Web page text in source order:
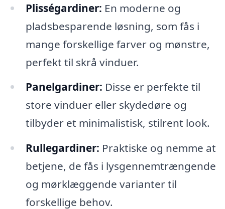
Plisségardiner: En moderne og
pladsbesparende løsning, som fås i
mange forskellige farver og mønstre,
perfekt til skrå vinduer.
Panelgardiner: Disse er perfekte til
store vinduer eller skydedøre og
tilbyder et minimalistisk, stilrent look.
Rullegardiner: Praktiske og nemme at
betjene, de fås i lysgennemtrængende
og mørklæggende varianter til
forskellige behov.